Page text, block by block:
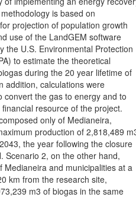
is based on
projection of population growth
use of the LandGEM software
the U.S. Environmental Protection
to estimate the theoretical
during the 20 year lifetime of
addition, calculations were
convert the gas to energy and to
resource of the project.
only of Medianeira,
production of 2,818,489
the year following the closure
Scenario 2, on the other hand,
Medianeira and municipalities at a
km from the research site,
m3 of biogas in the same